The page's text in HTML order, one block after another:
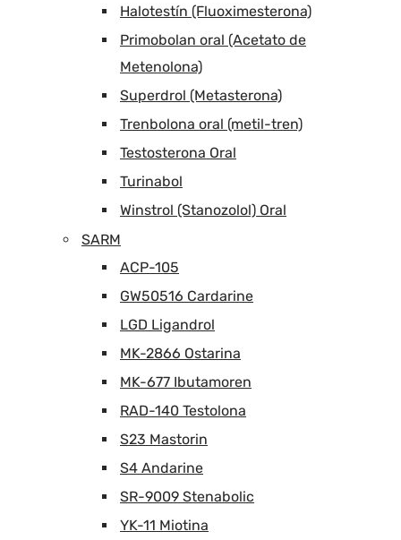
Halotestín (Fluoximesterona)
Primobolan oral (Acetato de
Metenolona)
Superdrol (Metasterona)
Trenbolona oral (metil-tren)
Testosterona Oral
Turinabol
Winstrol (Stanozolol) Oral
SARM
ACP-105
GW50516 Cardarine
LGD Ligandrol
MK-2866 Ostarina
MK-677 Ibutamoren
RAD-140 Testolona
S23 Mastorin
S4 Andarine
SR-9009 Stenabolic
YK-11 Miotina